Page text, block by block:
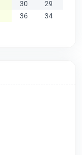
30 29
36 34